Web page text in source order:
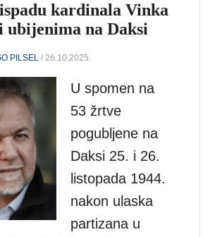
kardinala Vinka
ubijenima na Daksi
PILSEL / 26.10.2025.
U spomen na
53 žrtve
pogubljene na
Daksi 25. i 26.
listopada 1944.
nakon ulaska
partizana u